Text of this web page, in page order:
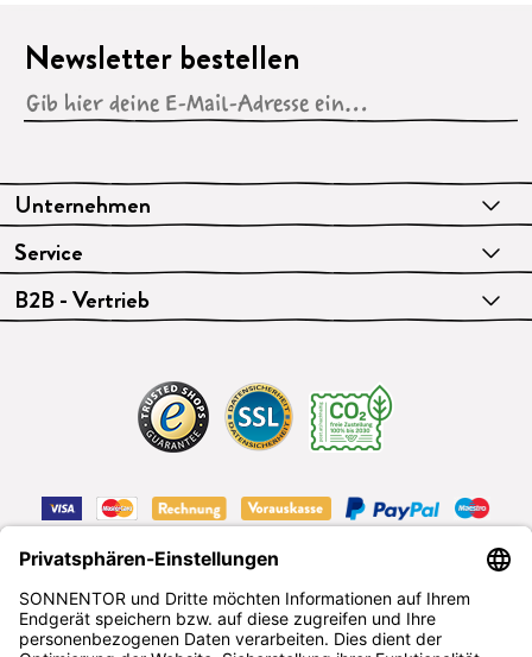
Unternehmen
Service
B2B - Vertrieb
Newsletter bestellen
Deutsch